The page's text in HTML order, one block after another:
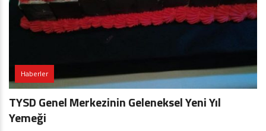
Haberler
TYSD Genel Merkezinin Geleneksel Yeni Yıl
Yemeği